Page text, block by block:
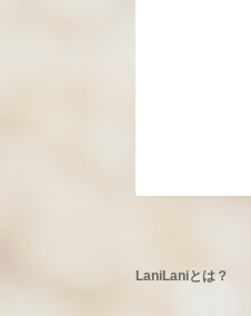
LaniLaniとは？